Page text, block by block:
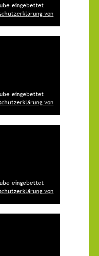
eingebettet
von
eingebettet
von
eingebettet
von